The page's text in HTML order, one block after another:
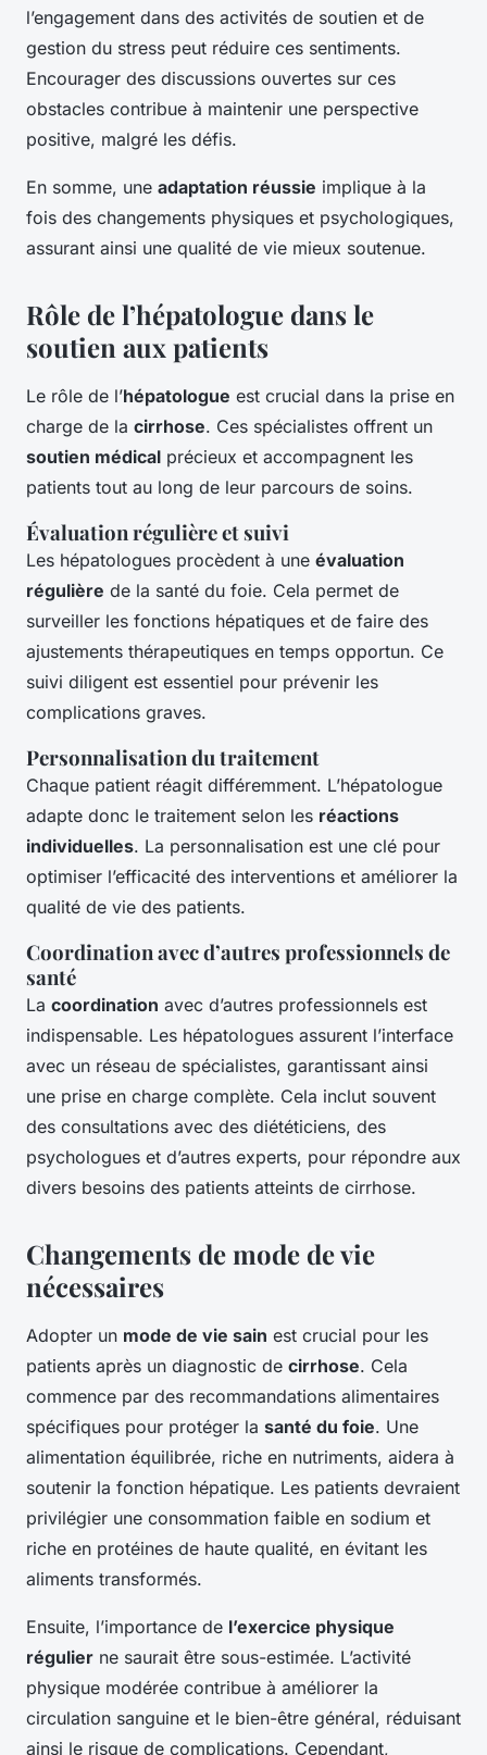
l’engagement dans des activités de soutien et de
gestion du stress peut réduire ces sentiments.
Encourager des discussions ouvertes sur ces
obstacles contribue à maintenir une perspective
positive, malgré les défis.
En somme, une adaptation réussie implique à la
fois des changements physiques et psychologiques,
assurant ainsi une qualité de vie mieux soutenue.
Rôle de l’hépatologue dans le
soutien aux patients
Le rôle de l’hépatologue est crucial dans la prise en
charge de la cirrhose. Ces spécialistes offrent un
soutien médical précieux et accompagnent les
patients tout au long de leur parcours de soins.
Évaluation régulière et suivi
Les hépatologues procèdent à une évaluation
régulière de la santé du foie. Cela permet de
surveiller les fonctions hépatiques et de faire des
ajustements thérapeutiques en temps opportun. Ce
suivi diligent est essentiel pour prévenir les
complications graves.
Personnalisation du traitement
Chaque patient réagit différemment. L’hépatologue
adapte donc le traitement selon les réactions
individuelles. La personnalisation est une clé pour
optimiser l’efficacité des interventions et améliorer la
qualité de vie des patients.
Coordination avec d’autres professionnels de
santé
La coordination avec d’autres professionnels est
indispensable. Les hépatologues assurent l’interface
avec un réseau de spécialistes, garantissant ainsi
une prise en charge complète. Cela inclut souvent
des consultations avec des diététiciens, des
psychologues et d’autres experts, pour répondre aux
divers besoins des patients atteints de cirrhose.
Changements de mode de vie
nécessaires
Adopter un mode de vie sain est crucial pour les
patients après un diagnostic de cirrhose. Cela
commence par des recommandations alimentaires
spécifiques pour protéger la santé du foie. Une
alimentation équilibrée, riche en nutriments, aidera à
soutenir la fonction hépatique. Les patients devraient
privilégier une consommation faible en sodium et
riche en protéines de haute qualité, en évitant les
aliments transformés.
Ensuite, l’importance de l’exercice physique
régulier ne saurait être sous-estimée. L’activité
physique modérée contribue à améliorer la
circulation sanguine et le bien-être général, réduisant
ainsi le risque de complications. Cependant,